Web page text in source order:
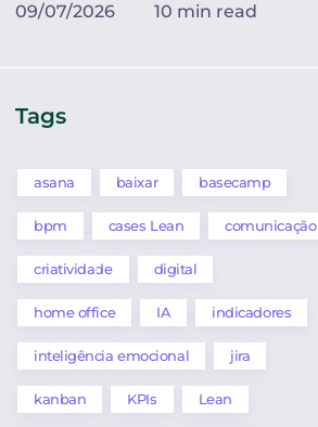
09/07/2026 10 min read
Tags
asana baixar basecamp
bpm cases Lean comunicação
criatividade digital
home office IA indicadores
inteligência emocional jira
kanban KPIs Lean